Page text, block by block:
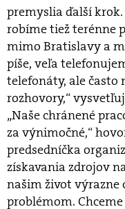
premyslia ďalší krok.
robíme tiež terénne
mimo Bratislavy a
píše, veľa
telefonáty, ale často
rozhovory,“
„Naše chránené
za výnimočné,“
predsedníčka
získavania zdrojov
našim život
problémom.